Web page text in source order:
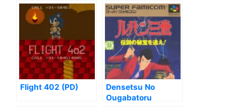
Flight 402 (PD)
Densetsu No
Ougabatoru